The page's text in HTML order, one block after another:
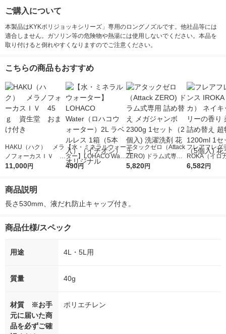
ご購入について
本製品はKYKポリジョッキシリーズ」専用のロングノズルです。他社品等には
適合しません。ガソリン等の危険物や熱湯には使用しないでください。本品を
取り付けると倒れやすくなりますのでご注意ください。
こちらの商品もおすすめ
HAKU（ハク） メラ
ノフォーカスＩＶ 4
5ｇ 資生堂 おまけ
11,000円
【水・ミネラルウォー
ター】LOHACO Wate
r（ロハコウォータ
490円
アタックゼロ（Attack
ZERO) ドラム式専用
詰め替え メガジャン
5,820円
フレアフレグ
ROKA（イロ
イキッドリリ
6,582円
商品説明
長さ530mm、液だれ防止キャップ付き。
商品仕様/スペック
用途 4L・5L用
質量 40g
材質 ※お手
元に届いた商
品を必ずご確
ポリエチレン